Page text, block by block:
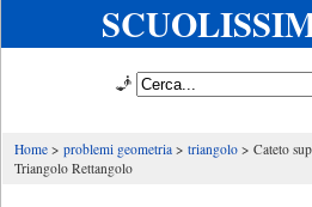
🧞
Home problemi geometria triangolo
Cateto
Triangolo Rettangolo